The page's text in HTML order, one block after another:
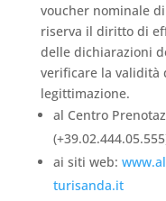
voucher nominale
riserva il diritto di
delle dichiarazioni
verificare la validità
legittimazione.
al Centro
ai siti web:
turisanda.it